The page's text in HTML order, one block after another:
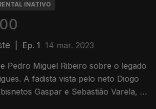
INATIVO
Ep. 1 14 mar. 2023
Pedro Miguel Ribeiro sobre o legado
A fadista vista pelo neto Diogo
Gaspar e Sebastião Varela, o